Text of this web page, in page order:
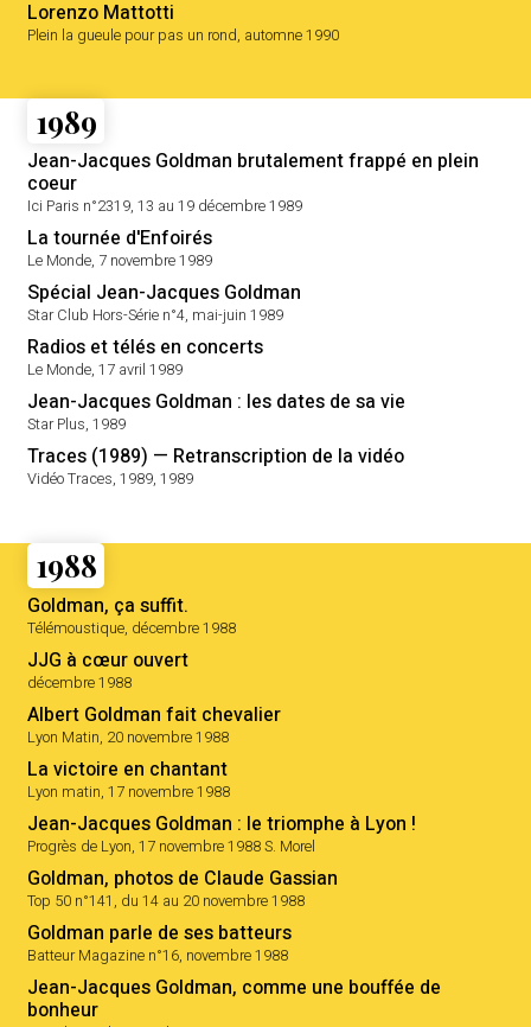
Lorenzo Mattotti
Plein la gueule pour pas un rond, automne 1990
1989
Jean-Jacques Goldman brutalement frappé en plein
coeur
Ici Paris n°2319, 13 au 19 décembre 1989
La tournée d'Enfoirés
Le Monde, 7 novembre 1989
Spécial Jean-Jacques Goldman
Star Club Hors-Série n°4, mai-juin 1989
Radios et télés en concerts
Le Monde, 17 avril 1989
Jean-Jacques Goldman : les dates de sa vie
Star Plus, 1989
Traces (1989) — Retranscription de la vidéo
Vidéo Traces, 1989, 1989
1988
Goldman, ça suffit.
Télémoustique, décembre 1988
JJG à cœur ouvert
décembre 1988
Albert Goldman fait chevalier
Lyon Matin, 20 novembre 1988
La victoire en chantant
Lyon matin, 17 novembre 1988
Jean-Jacques Goldman : le triomphe à Lyon !
Progrès de Lyon, 17 novembre 1988 S. Morel
Goldman, photos de Claude Gassian
Top 50 n°141, du 14 au 20 novembre 1988
Goldman parle de ses batteurs
Batteur Magazine n°16, novembre 1988
Jean-Jacques Goldman, comme une bouffée de
bonheur